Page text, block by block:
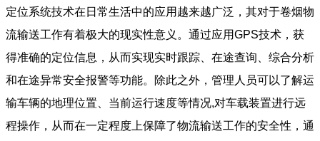
定位系统技术在日常生活中的应用越来越广泛，其对于卷烟物
流输送工作有着极大的现实性意义。通过应用GPS技术，获
得准确的定位信息，从而实现实时跟踪、在途查询、综合分析
和在途异常安全报警等功能。除此之外，管理人员可以了解运
输车辆的地理位置、当前运行速度等情况,对车载装置进行远
程操作，从而在一定程度上保障了物流输送工作的安全性，通